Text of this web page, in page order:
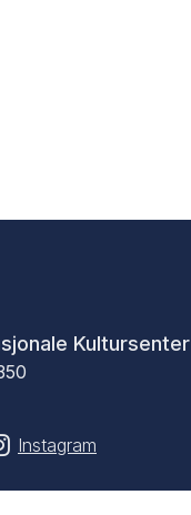
Kultursenter
Instagram